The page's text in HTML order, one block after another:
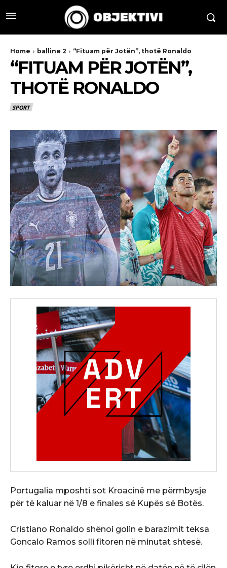
Home balline 2 “Fituam për Jotën”, thotë Ronaldo
“FITUAM PËR JOTËN”,
THOTË RONALDO
SPORT
Portugalia mposhti sot Kroacinë me përmbysje
për të kaluar në 1/8 e finales së Kupës së Botës.
Cristiano Ronaldo shënoi golin e barazimit teksa
Goncalo Ramos solli fitoren në minutat shtesë.